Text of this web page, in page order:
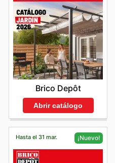
Brico Depôt
Abrir catálogo
Hasta el 31 mar. ¡Nuevo!